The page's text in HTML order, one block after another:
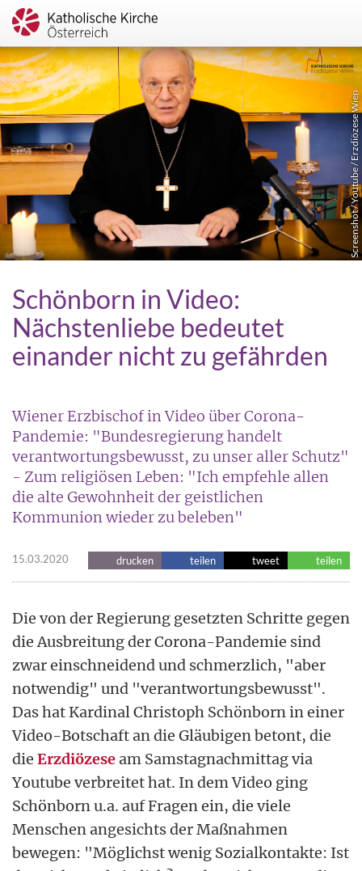
Screenshot / Youtube / Erzdiözese Wien
Schönborn in Video:
Nächstenliebe bedeutet
einander nicht zu gefährden
Wiener Erzbischof in Video über Corona-
Pandemie: "Bundesregierung handelt
verantwortungsbewusst, zu unser aller Schutz"
- Zum religiösen Leben: "Ich empfehle allen
die alte Gewohnheit der geistlichen
Kommunion wieder zu beleben"
15.03.2020 drucken teilen tweet teilen
Die von der Regierung gesetzten Schritte gegen
die Ausbreitung der Corona-Pandemie sind
zwar einschneidend und schmerzlich, "aber
notwendig" und "verantwortungsbewusst".
Das hat Kardinal Christoph Schönborn in einer
Video-Botschaft an die Gläubigen betont, die
die Erzdiözeseam Samstagnachmittag via
Youtube verbreitet hat. In dem Video ging
Schönborn u.a. auf Fragen ein, die viele
Menschen angesichts der Maßnahmen
bewegen: "Möglichst wenig Sozialkontakte: Ist